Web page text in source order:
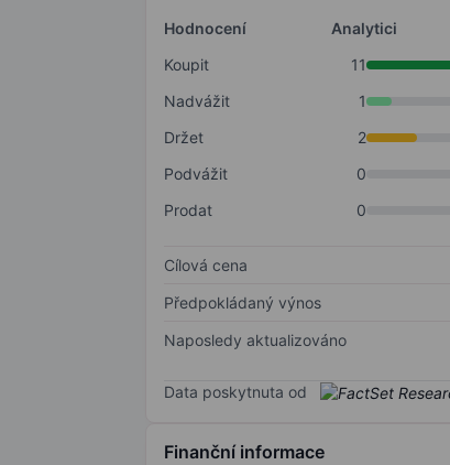
Hodnocení
Analytici
Koupit
11
Nadvážit
1
Držet
2
Podvážit
0
Prodat
0
Cílová cena
Předpokládaný výnos
Naposledy aktualizováno
Data poskytnuta od
Finanční informace